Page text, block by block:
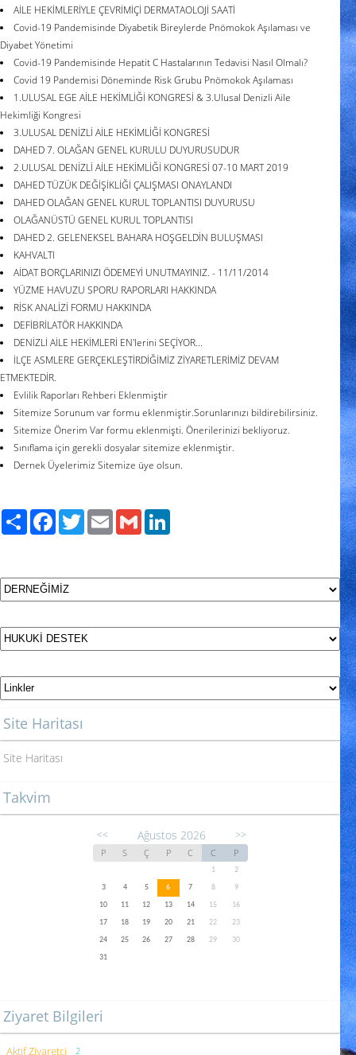
AİLE HEKİMLERİYLE ÇEVRİMİÇİ DERMATAOLOJİ SAATİ
Covid-19 Pandemisinde Diyabetik Bireylerde Pnömokok Aşılaması ve
Diyabet Yönetimi
Covid-19 Pandemisinde Hepatit C Hastalarının Tedavisi Nasıl Olmalı?
Covid 19 Pandemisi Döneminde Risk Grubu Pnömokok Aşılaması
1.ULUSAL EGE AİLE HEKİMLİĞİ KONGRESİ & 3.Ulusal Denizli Aile
Hekimliği Kongresi
3.ULUSAL DENİZLİ AİLE HEKİMLİĞİ KONGRESİ
DAHED 7. OLAĞAN GENEL KURULU DUYURUSUDUR
2.ULUSAL DENİZLİ AİLE HEKİMLİĞİ KONGRESİ 07-10 MART 2019
DAHED TÜZÜK DEĞİŞİKLİĞİ ÇALIŞMASI ONAYLANDI
DAHED OLAĞAN GENEL KURUL TOPLANTISI DUYURUSU
OLAĞANÜSTÜ GENEL KURUL TOPLANTISI
DAHED 2. GELENEKSEL BAHARA HOŞGELDİN BULUŞMASI
KAHVALTI
AİDAT BORÇLARINIZI ÖDEMEYİ UNUTMAYINIZ. - 11/11/2014
YÜZME HAVUZU SPORU RAPORLARI HAKKINDA
RİSK ANALİZİ FORMU HAKKINDA
DEFİBRİLATÖR HAKKINDA
DENİZLİ AİLE HEKİMLERİ EN'lerini SEÇİYOR...
İLÇE ASMLERE GERÇEKLEŞTİRDİĞİMİZ ZİYARETLERİMİZ DEVAM
ETMEKTEDİR.
Evlilik Raporları Rehberi Eklenmiştir
Sitemize Sorunum var formu eklenmiştir.Sorunlarınızı bildirebilirsiniz.
Sitemize Önerim Var formu eklenmişti. Önerilerinizi bekliyoruz.
Sınıflama için gerekli dosyalar sitemize eklenmiştir.
Dernek Üyelerimiz Sitemize üye olsun.
PaylaşFacebook
TwitterEmailGmail
Site Haritası
Site Haritası
Takvim
<< Ağustos 2026 >>
P S Ç P C C P
1
2
3
4 5 6 7 8
9
10
11 12 13 14 15
16
17
18 19 20 21 22
23
24
25 26 27 28 29
30
31
Ziyaret Bilgileri
Aktif Ziyaretçi 2